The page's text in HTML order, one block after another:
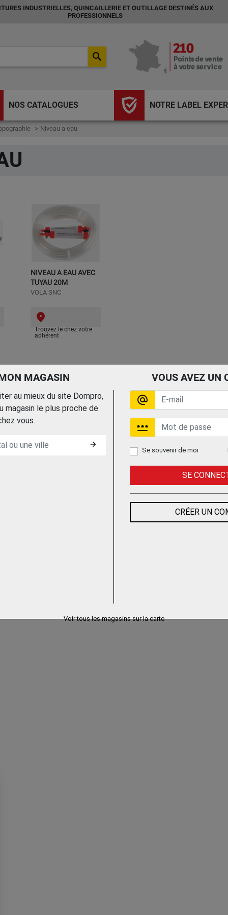
INDUSTRIELLES, QUINCAILLERIE ET OUTILLAGE DESTINÉS AUX
PROFESSIONNELS
search
NOS CATALOGUES NOTRE LABEL
Niveau a eau
NIVEAU A EAU AVEC
TUYAU 20M
VOLA SNC
Trouvez le chez votre
adhérent
MAGASIN VOUS AVEZ UN
au mieux du site Dompro,
magasin le plus proche de
vous.
arrow_forward
alternate_email
password
Se souvenir de moi
SE
CRÉER UN
Voir tous les magasins sur la carte